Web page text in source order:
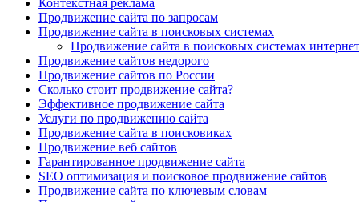
Контекстная реклама
Продвижение сайта по запросам
Продвижение сайта в поисковых системах
Продвижение сайта в поисковых системах
Продвижение сайтов недорого
Продвижение сайтов по России
Сколько стоит продвижение сайта?
Эффективное продвижение сайта
Услуги по продвижению сайта
Продвижение сайта в поисковиках
Продвижение веб сайтов
Гарантированное продвижение сайта
SEO оптимизация и поисковое продвижение сайтов
Продвижение сайта по ключевым словам